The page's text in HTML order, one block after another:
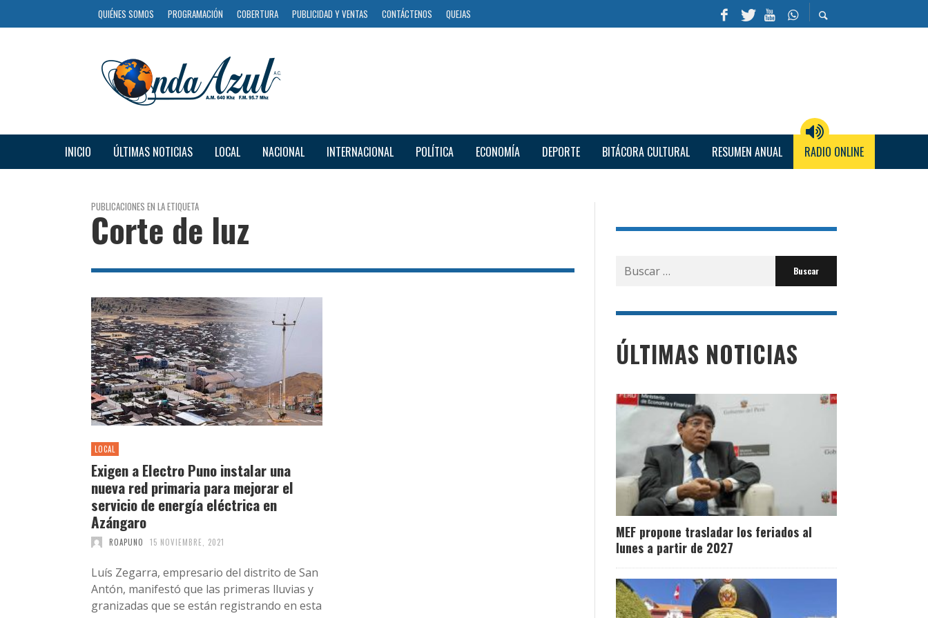
QUIÉNES SOMOS PROGRAMACIÓN COBERTURA PUBLICIDAD Y VENTAS CONTÁCTENOS QUEJAS
INICIO ÚLTIMAS NOTICIAS LOCAL NACIONAL INTERNACIONAL POLÍTICA ECONOMÍA DEPORTE BITÁCORA CULTURAL RESUMEN ANUAL RADIO ONLINE
PUBLICACIONES EN LA ETIQUETA
Corte de luz
LOCAL
Exigen a Electro Puno instalar una
nueva red primaria para mejorar el
servicio de energía eléctrica en
Azángaro
ROAPUNO 15 NOVIEMBRE, 2021
Luís Zegarra, empresario del distrito de San
Antón, manifestó que las primeras lluvias y
granizadas que se están registrando en esta
Buscar
por:
ÚLTIMAS NOTICIAS
MEF propone trasladar los feriados al
lunes a partir de 2027